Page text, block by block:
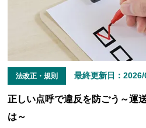
法改正・規則 最終更新日：
正しい点呼で違反を防ごう～運
は～